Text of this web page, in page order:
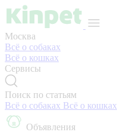
Москва
Всё о собаках
Всё о кошках
Сервисы
Поиск по статьям
Всё о собаках Всё о кошках
Объявления